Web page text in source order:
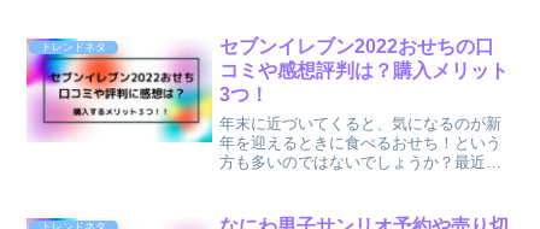
タジオMCの高嶋ちさ子さんや石原良純さ
んに長嶋一茂さんな...
トレンドネタ
セブンイレブン2022おせちの口
コミや感想評判は？購入メリット
3つ！
年末に近づいてくると、気になるのが新
年を迎えるときに食べるおせち！という
方も多いのではないでしょうか？最近で
することができるようになって、とって
トレンドネタ